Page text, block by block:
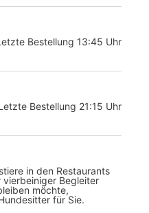
Bestellung 13:45 Uhr
Bestellung 21:15 Uhr
in den Restaurants
Begleiter
möchte,
für Sie.